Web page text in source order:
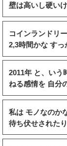
壁は高いし硬い
コインランドリ
2,3時間かな す
2011年 と、いう
ねる感情を 自分
私は モノなのか
待ち伏せされた